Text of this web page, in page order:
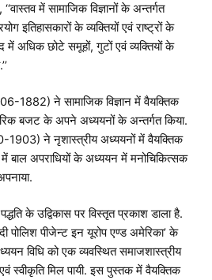
में सामाजिक विज्ञानों के अन्तर्गत
इतिहासकारों के व्यक्तियों एवं राष्ट्रों के
अधिक छोटे समूहों, गुटों एवं व्यक्तियों के
1882) ने सामाजिक विज्ञान में वैयक्तिक
बजट के अपने अध्ययनों के अन्तर्गत किया.
ने नृशास्त्रीय अध्ययनों में वैयक्तिक
बाल अपराधियों के अध्ययन में मनोचिकित्सक
के उद्विकास पर विस्तृत प्रकाश डाला है.
पोलिश पीजेन्ट इन यूरोप एण्ड अमेरिका’ के
विधि को एक व्यवस्थित समाजशास्त्रीय
स्वीकृति मिल पायी. इस पुस्तक में वैयक्तिक